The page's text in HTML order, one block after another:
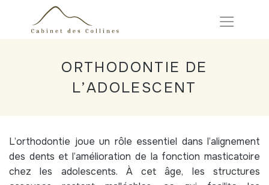
ORTHODONTIE DE
L’ADOLESCENT
L’orthodontie joue un rôle essentiel dans l’alignement
des dents et l’amélioration de la fonction masticatoire
chez les adolescents. À cet âge, les structures